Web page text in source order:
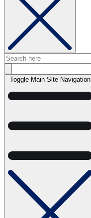
Toggle Main Site Navigation